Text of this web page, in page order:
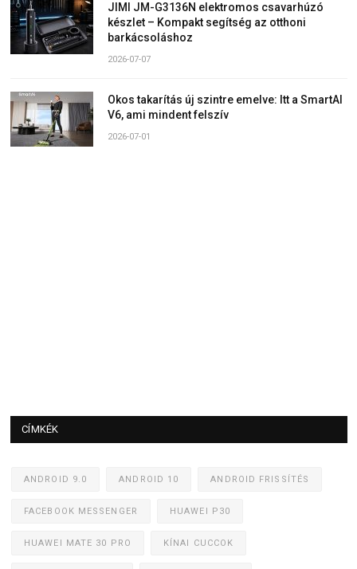
JIMI JM-G3136N elektromos csavarhúzó
készlet – Kompakt segítség az otthoni
barkácsoláshoz
2026-07-07
Okos takarítás új szintre emelve: Itt a SmartAI
V6, ami mindent felszív
2026-07-01
CÍMKÉK
ANDROID 9.0 ANDROID 10 ANDROID FRISSÍTÉS
FACEBOOK MESSENGER HUAWEI P30
HUAWEI MATE 30 PRO KÍNAI CUCCOK